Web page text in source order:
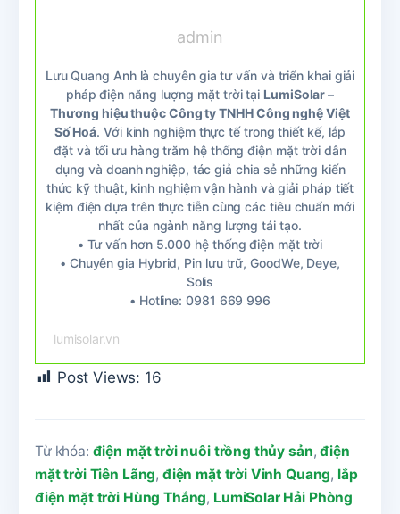
admin
Lưu Quang Anh là chuyên gia tư vấn và triển khai giải
pháp điện năng lượng mặt trời tại LumiSolar –
Thương hiệu thuộc Công ty TNHH Công nghệ Việt
Số Hoá. Với kinh nghiệm thực tế trong thiết kế, lắp
đặt và tối ưu hàng trăm hệ thống điện mặt trời dân
dụng và doanh nghiệp, tác giả chia sẻ những kiến
thức kỹ thuật, kinh nghiệm vận hành và giải pháp tiết
kiệm điện dựa trên thực tiễn cùng các tiêu chuẩn mới
nhất của ngành năng lượng tái tạo.
• Tư vấn hơn 5.000 hệ thống điện mặt trời
• Chuyên gia Hybrid, Pin lưu trữ, GoodWe, Deye,
Solis
• Hotline: 0981 669 996
lumisolar.vn
Post Views: 16
Từ khóa: điện mặt trời nuôi trồng thủy sản,điện
mặt trời Tiên Lãng, điện mặt trời Vinh Quang, lắp
điện mặt trời Hùng Thắng, LumiSolar Hải Phòng